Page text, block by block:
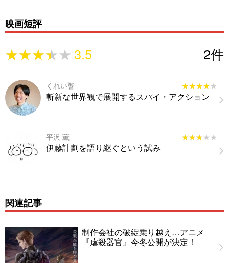
映画短評
★★★★★
★★★★★ 3.5 2件
くれい響 ★★★★★
★★★★★
斬新な世界観で展開するスパイ・アクション
平沢 薫 ★★★★★
★★★★★
伊藤計劃を語り継ぐという試み
関連記事
制作会社の破綻乗り越え…アニメ
『虐殺器官』今冬公開が決定！